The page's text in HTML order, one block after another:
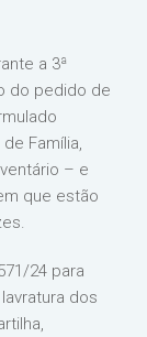
a 3ª
do pedido de
Família,
– e
que estão
24 para
dos